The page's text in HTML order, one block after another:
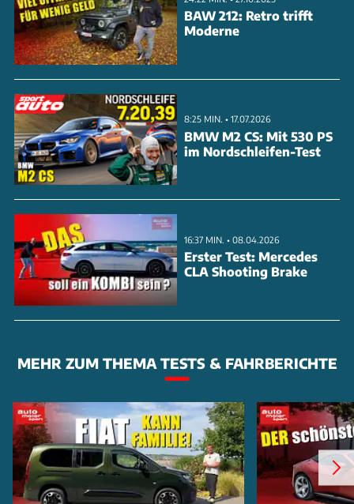
BAW 212: Retro trifft
Moderne
8:25 MIN. • 17.07.2026
BMW M2 CS: Mit 530 PS
im Nordschleifen-Test
16:37 MIN. • 08.04.2026
Erster Test: Mercedes
CLA Shooting Brake
MEHR ZUM THEMA TESTS & FAHRBERICHTE